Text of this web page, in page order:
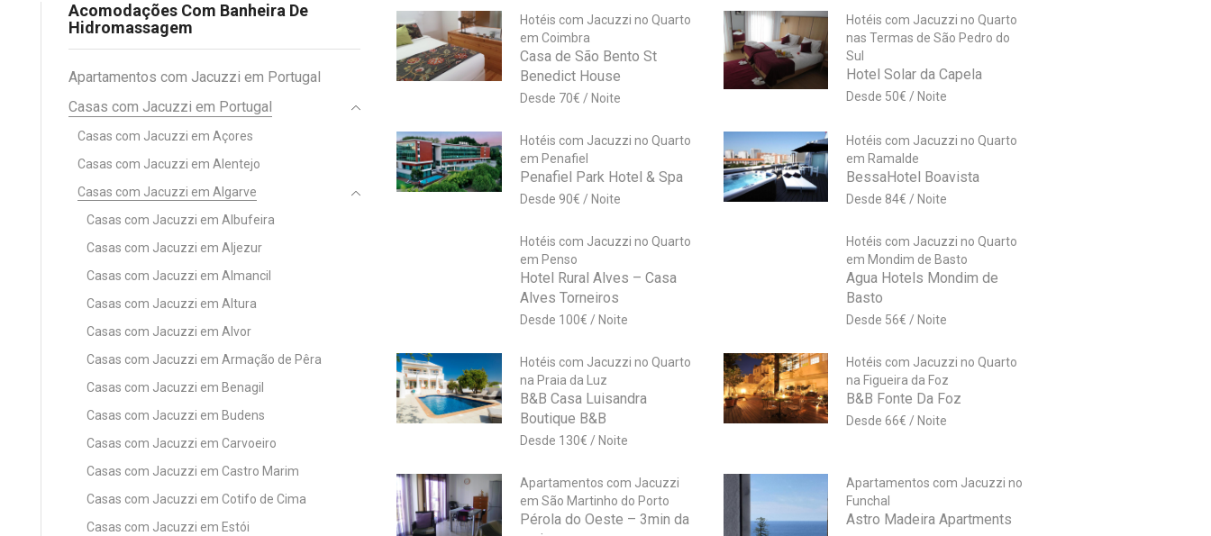
Acomodações Com Banheira De
Hidromassagem
Apartamentos com Jacuzzi em Portugal
Casas com Jacuzzi em Portugal
Casas com Jacuzzi em Açores
Casas com Jacuzzi em Alentejo
Casas com Jacuzzi em Algarve
Casas com Jacuzzi em Albufeira
Casas com Jacuzzi em Aljezur
Casas com Jacuzzi em Almancil
Casas com Jacuzzi em Altura
Casas com Jacuzzi em Alvor
Casas com Jacuzzi em Armação de Pêra
Casas com Jacuzzi em Benagil
Casas com Jacuzzi em Budens
Casas com Jacuzzi em Carvoeiro
Casas com Jacuzzi em Castro Marim
Casas com Jacuzzi em Cotifo de Cima
Casas com Jacuzzi em Estói
Hotéis com Jacuzzi no Quarto
em Coimbra
Casa de São Bento St
Benedict House
70€
Hotéis com Jacuzzi no Quarto
nas Termas de São Pedro do
Sul
Hotel Solar da Capela
50€
Hotéis com Jacuzzi no Quarto
em Penafiel
Penafiel Park Hotel & Spa
90€
Hotéis com Jacuzzi no Quarto
em Ramalde
BessaHotel Boavista
84€
Hotéis com Jacuzzi no Quarto
em Penso
Hotel Rural Alves – Casa
Alves Torneiros
100€
Hotéis com Jacuzzi no Quarto
em Mondim de Basto
Agua Hotels Mondim de
Basto
56€
Hotéis com Jacuzzi no Quarto
na Praia da Luz
B&B Casa Luisandra
Boutique B&B
130€
Hotéis com Jacuzzi no Quarto
na Figueira da Foz
B&B Fonte Da Foz
66€
Apartamentos com Jacuzzi
em São Martinho do Porto
Pérola do Oeste – 3min da
Apartamentos com Jacuzzi no
Funchal
Astro Madeira Apartments